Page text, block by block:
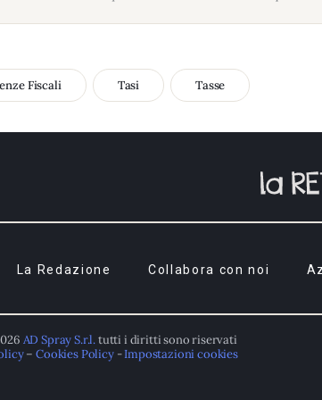
Fiscali Tasi Tasse
La Redazione Collabora con noi
AD Spray S.r.l.tutti i diritti sono riservati
–Cookies Policy-Impostazioni cookies